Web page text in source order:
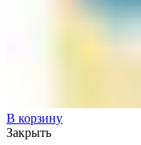
В корзину
Закрыть